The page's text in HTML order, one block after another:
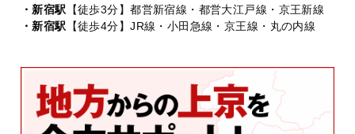
・新宿駅 【徒歩3分】都営新宿線・都営大江戸線・京王新線
・新宿駅 【徒歩4分】JR線・小田急線・京王線・丸の内線